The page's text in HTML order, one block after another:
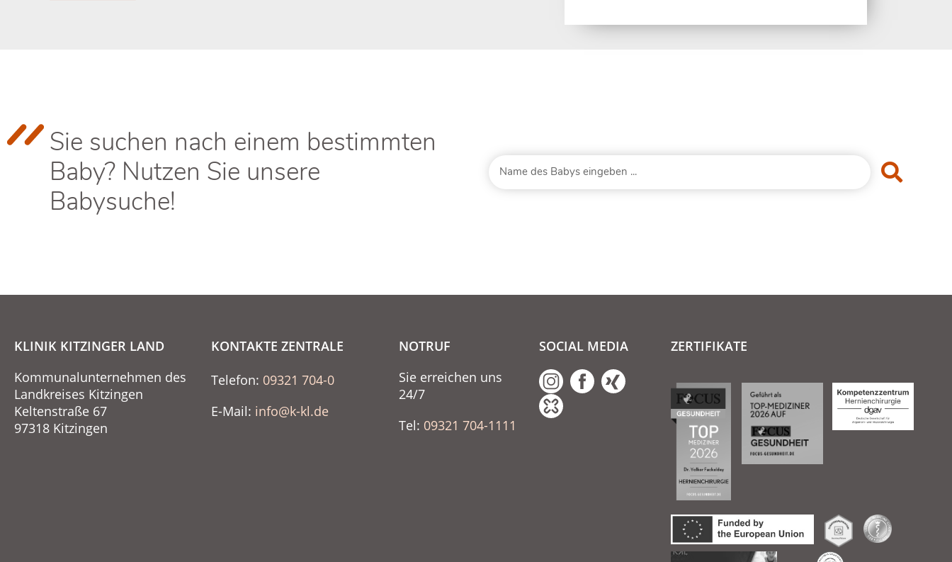
Sie suchen nach einem bestimmten
Baby? Nutzen Sie unsere
Babysuche!
KLINIK KITZINGER LAND
Kommunalunternehmen des
Landkreises Kitzingen
Keltenstraße 67
97318 Kitzingen
KONTAKTE ZENTRALE
Telefon: 09321 704-0
E-Mail: info@k-kl.de
NOTRUF
Sie erreichen uns
24/7
Tel: 09321 704-1111
SOCIAL MEDIA ZERTIFIKATE